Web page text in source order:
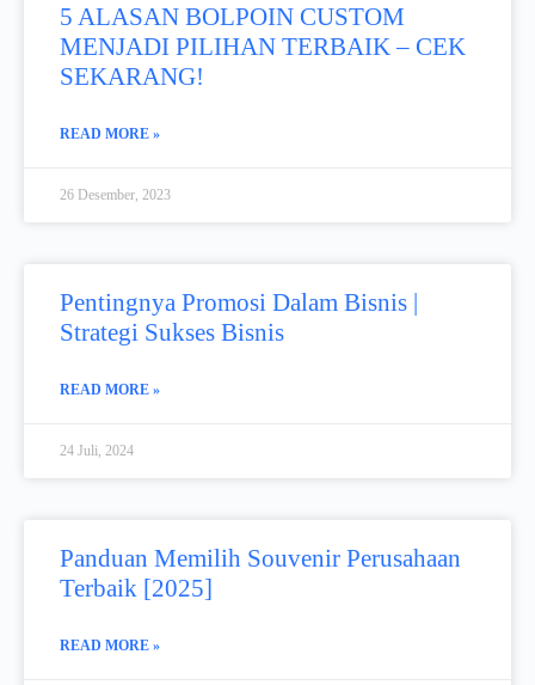
5 ALASAN BOLPOIN CUSTOM
MENJADI PILIHAN TERBAIK – CEK
SEKARANG!
READ MORE »
26 Desember, 2023
Pentingnya Promosi Dalam Bisnis |
Strategi Sukses Bisnis
READ MORE »
24 Juli, 2024
Panduan Memilih Souvenir Perusahaan
Terbaik [2025]
READ MORE »